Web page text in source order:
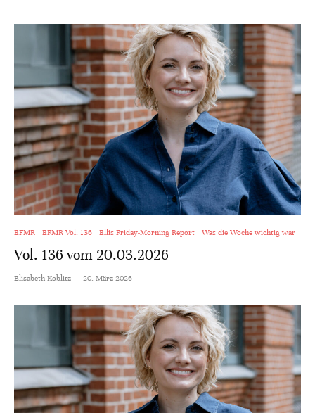
EFMR EFMR Vol. 136 Ellis Friday-Morning Report Was die Woche wichtig war
Vol. 136 vom 20.03.2026
Elisabeth Koblitz · 20. März 2026